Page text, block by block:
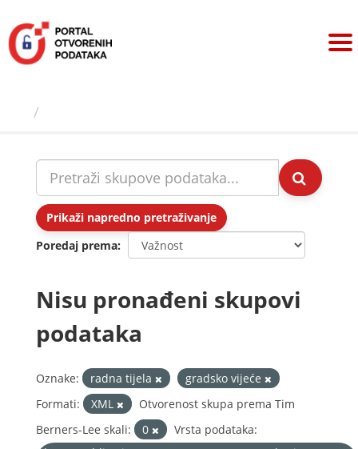
sadržaj
Prikaži napredno pretraživanje
Poredaj prema
Nisu pronađeni skupovi
podataka
Oznake: radna tijela
gradsko vijeće
Formati:
XML
Otvorenost skupa prema Tim
Berners-Lee skali:
0
Vrsta podataka: